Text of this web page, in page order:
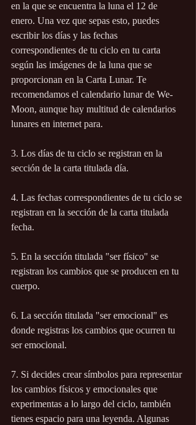
en la que se encuentra la luna el 12 de
enero. Una vez que sepas esto, puedes
escribir los días y las fechas
correspondientes de tu ciclo en tu carta
según las imágenes de la luna que se
proporcionan en la Carta Lunar. Te
recomendamos el calendario lunar de We-
Moon, aunque hay multitud de calendarios
lunares en internet para.
3. Los días de tu ciclo se registran en la
sección de la carta titulada día.
4. Las fechas correspondientes de tu ciclo se
registran en la sección de la carta titulada
fecha.
5. En la sección titulada "ser físico" se
registran los cambios que se producen en tu
cuerpo.
6. La sección titulada "ser emocional" es
donde registras los cambios que ocurren tu
ser emocional.
7. Si decides crear símbolos para representar
los cambios físicos y emocionales que
experimentas a lo largo del ciclo, también
tienes espacio para una leyenda. Algunas